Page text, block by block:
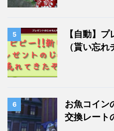
5
【自動】
（貰い忘れ
6
お魚コイン
交換レート